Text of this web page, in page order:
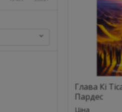
Глава Кі
Пардес
Ціна